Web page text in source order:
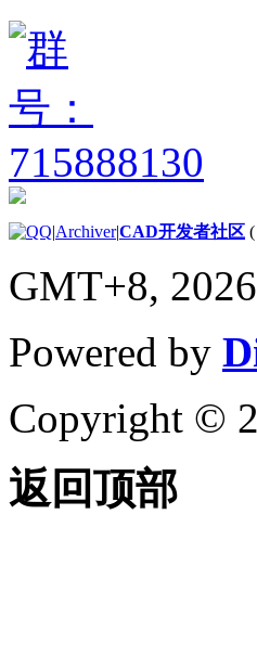
AutoCAD
史记录参
AutoCAD
（
VBA 入门
目 （VBA/
练习：VBA 简
关于 VBA IDE
（VBA/
AutoCAD VBA
考 （VBA/
|Archiver|CAD开发者社区 (
GMT+8,
Powered by
Copyright ©
返回顶部